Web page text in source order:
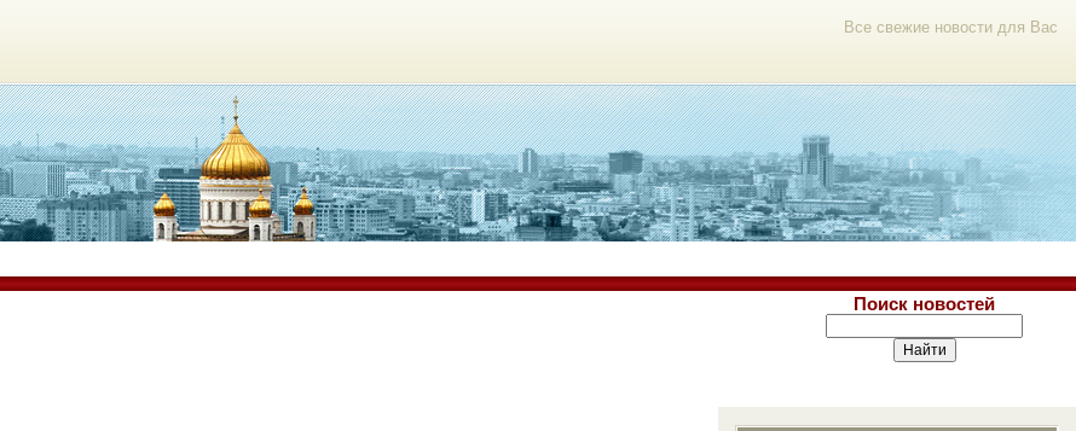
Все свежие новости для Вас
Поиск новостей